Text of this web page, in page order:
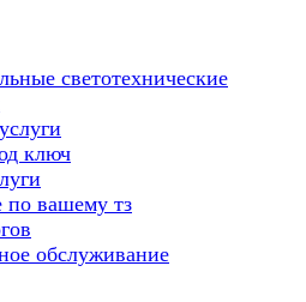
светотехнические
ключ
по вашему тз
обслуживание